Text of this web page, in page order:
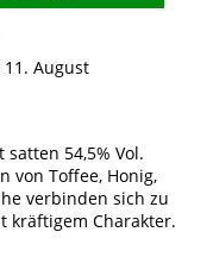
August
satten 54,5% Vol.
von Toffee, Honig,
verbinden sich zu
kräftigem Charakter.